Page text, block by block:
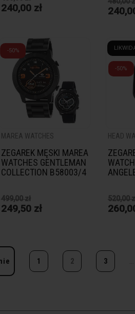
240,00 zł
-50%
MAREA WATCHES
ZEGAREK MĘSKI MAREA
WATCHES GENTLEMAN
COLLECTION B58003/4
499,00 zł
249,50 zł
-50%
HEAD
520,00
1 2 3